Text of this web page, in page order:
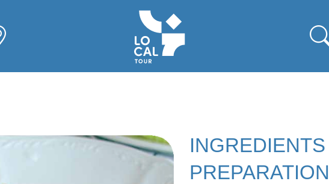
INGREDIENTS
PREPARATION